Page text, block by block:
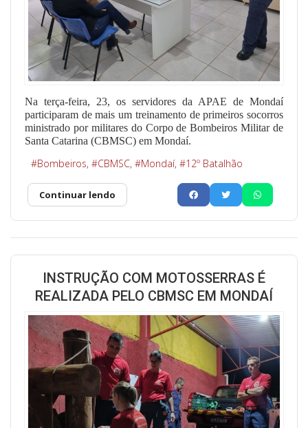
Na terça-feira, 23, os servidores da APAE de Mondaí
participaram de mais um treinamento de primeiros socorros
ministrado por militares do Corpo de Bombeiros Militar de
Santa Catarina (CBMSC) em Mondaí.
Bombeiros CBMSC Mondaí 12º Batalhão
Continuar lendo
INSTRUÇÃO COM MOTOSSERRAS É
REALIZADA PELO CBMSC EM MONDAÍ